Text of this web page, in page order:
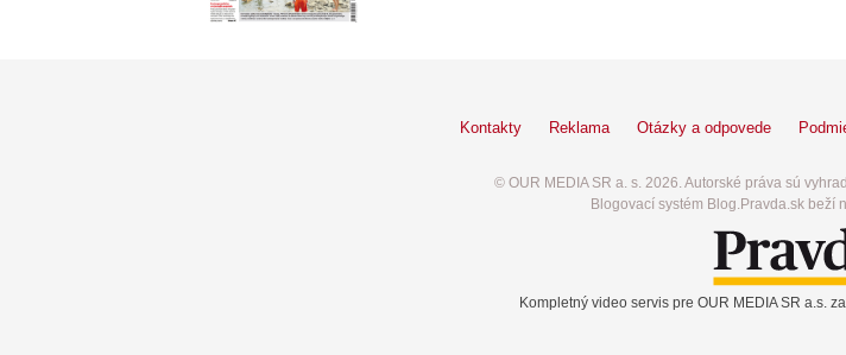
Kontakty Reklama Otázky a odpovede
© OUR MEDIA SR a. s. 2026. Autorské práva sú
Blogovací systém Blog.Pravda.sk beží
Kompletný video servis pre OUR MEDIA SR a.s.